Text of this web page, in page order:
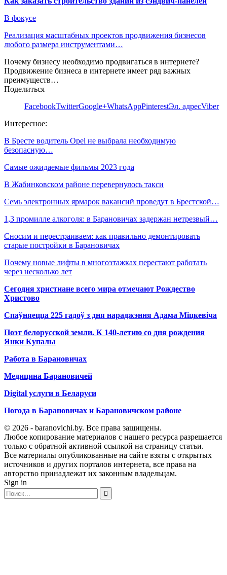
В фокусе
Реализация масштабных проектов продвижения бизнесов
любого размера инструментами…
Почему бизнесу необходимо продвигаться в интернете?
Продвижение бизнеса в интернете имеет ряд важных
преимуществ…
Поделиться
FacebookTwitterGoogle+WhatsAppPinterestЭл. адресViber
Интересное:
В Бресте водитель Opel не выбрала необходимую
безопасную…
Cамые ожидаемые фильмы 2023 года
В Жабинковском районе перевернулось такси
Семь электронных ярмарок вакансий проведут в Брестской…
1,3 промилле алкоголя: в Барановичах задержан нетрезвый…
Сносим и перестраиваем: как правильно демонтировать
старые постройки в Барановичах
Почему новые лифты в многоэтажках перестают работать
через несколько лет
Сегодня христиане всего мира отмечают Рождество
Христово
Спаўняецца 225 гадоў з дня нараджэння Адама Міцкевіча
Поэт белорусской земли. К 140-летию со дня рождения
Янки Купалы
Работа в Барановичах
Медицина Барановичей
Digital услуги в Беларуси
Погода в Барановичах и Барановичском районе
© 2026 - baranovichi.by. Все права защищены.
Любое копирование материалов с нашего ресурса разрешается
только с обратной активной ссылкой на страницу статьи.
Все материалы опубликованные на сайте взяты с открытых
источников и других порталов интернета, все права на
авторство принадлежат их законным владельцам.
Sign in